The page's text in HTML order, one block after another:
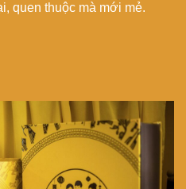
quen thuộc mà mới mẻ.